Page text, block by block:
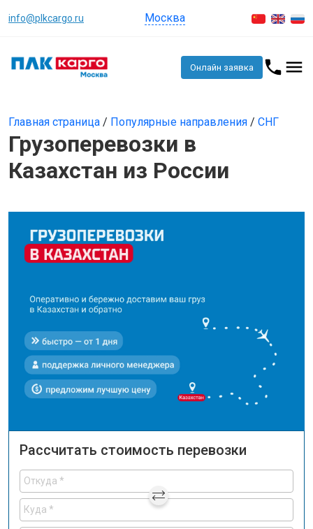
info@plkcargo.ru Москва
Онлайн заявка
Главная страница / Популярные направления / СНГ
Грузоперевозки в
Казахстан из России
Рассчитать стоимость перевозки